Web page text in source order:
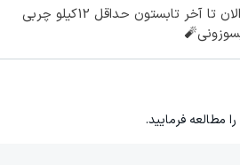
از الان تا آخر تابستون حداقل 12کیلو چربی
را مطالعه فرمایید.